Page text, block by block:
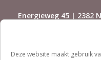
Deze website maakt gebruik
Energieweg 45 | 2382
071-5415500 |